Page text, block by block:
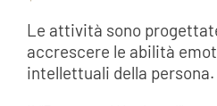
Le attività sono
accrescere le abilità
intellettuali della persona.